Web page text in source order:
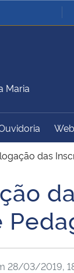
Ministério da Defesa
Ministério do
Desenvolvimento
Advocacia-Geral da
Maria
das
28/03/2019,